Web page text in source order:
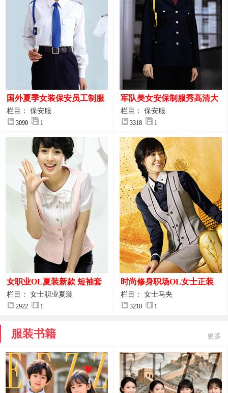
国外夏季女装保安员工制服
装大图
栏目： 保安服
3090 1
军队美女安保制服秀高清大
图
栏目： 保安服
3318 1
女职业OL夏装新款 短袖套
装女正装
栏目： 女士职业夏装
2922 1
时尚修身职场OL女士正装
马甲拍摄大图
栏目： 女士马夹
3210 1
服装书籍 更多